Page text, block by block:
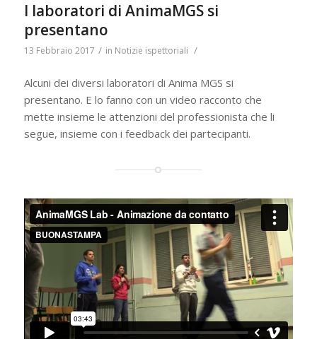
I laboratori di AnimaMGS si
presentano
13 Febbraio 2017 / in Notizie ispettoriali /
Alcuni dei diversi laboratori di Anima MGS si
presentano. E lo fanno con un video racconto che
mette insieme le attenzioni del professionista che li
segue, insieme con i feedback dei partecipanti.